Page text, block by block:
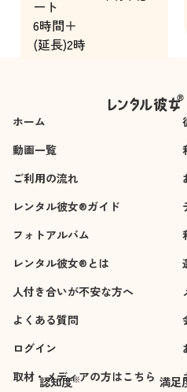
球されるキャッチボ
ール、ずっと続けて
いたいと思ってしま
ざいます。この仕事
の可能性や魅力を理
解できて大変嬉しく
思っています。笑顔
に誇りを持って続け
てください。
ート
6時間＋
(延長)2時
ホーム
動画一覧
ご利用の流れ
レンタル彼女®ガイド
フォトアルバム
レンタル彼女®とは
人付き合いが不安な方へ
よくある質問
ログイン
取材・メディアの方はこちら
認知度※ 満足